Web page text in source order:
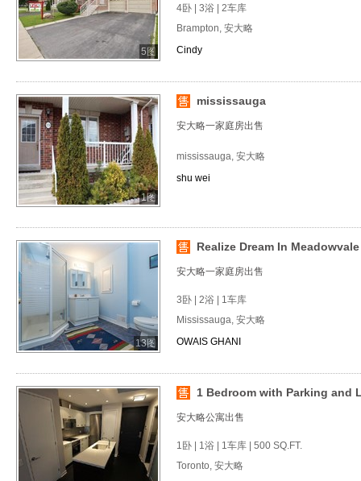
5图
4卧 | 3浴 | 2车库
Brampton, 安大略
Cindy
1图
mississauga
安大略一家庭房出售
mississauga, 安大略
shu wei
13图
Realize Dream In
安大略一家庭房出售
3卧 | 2浴 | 1车库
Mississauga, 安大略
OWAIS GHANI
1 Bedroom with Parking and
安大略公寓出售
1卧 | 1浴 | 1车库 | 500 SQ.FT.
Toronto, 安大略